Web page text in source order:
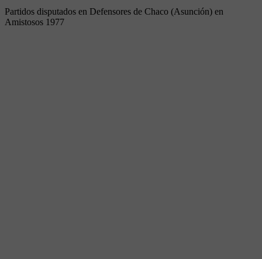
Partidos disputados en Defensores de Chaco (Asunción) en
Amistosos 1977